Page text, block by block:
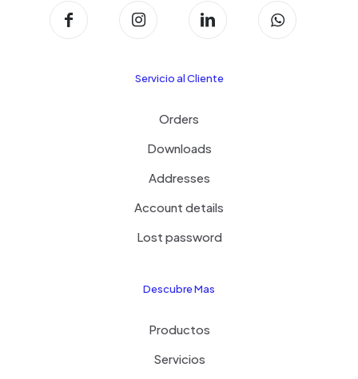
Servicio al Cliente
Orders
Downloads
Addresses
Account details
Lost password
Descubre Mas
Productos
Servicios